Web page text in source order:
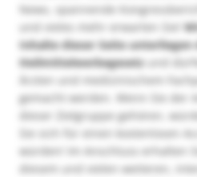
News, spannende
und vieles mehr erwarten Sie!
Inhalte dieser Seite unterliegen
Heilmittelwerbegesetzund
Ärzten und medizinischem
gemacht werden. Wenn Sie der
dieser Zielgruppe gehören,
Sie sich für einen kostenlosen
würden! Im Anschluss erhalten
diesem und vielen weiteren,